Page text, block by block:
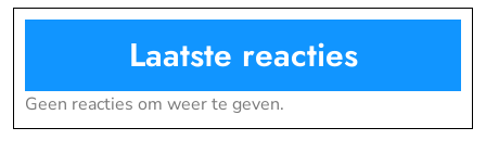
Laatste reacties
Geen reacties om weer te geven.